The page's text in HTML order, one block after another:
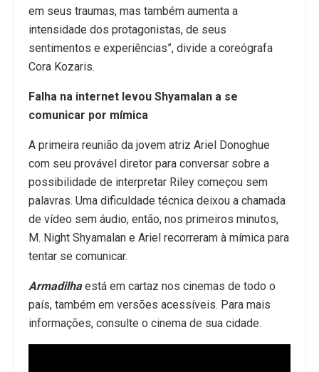
em seus traumas, mas também aumenta a
intensidade dos protagonistas, de seus
sentimentos e experiências”, divide a coreógrafa
Cora Kozaris.
Falha na internet levou Shyamalan a se
comunicar por mímica
A primeira reunião da jovem atriz Ariel Donoghue
com seu provável diretor para conversar sobre a
possibilidade de interpretar Riley começou sem
palavras. Uma dificuldade técnica deixou a chamada
de vídeo sem áudio, então, nos primeiros minutos,
M. Night Shyamalan e Ariel recorreram à mímica para
tentar se comunicar.
Armadilhaestá em cartaz nos cinemas de todo o
país, também em versões acessíveis. Para mais
informações, consulte o cinema de sua cidade.